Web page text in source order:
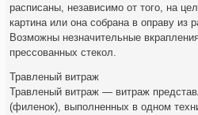
расписаны, независимо от того, на
картина или она собрана в оправу из
Возможны незначительные
прессованных стекол.
Травленый витраж
Травленый витраж — витраж
(филенок), выполненных в одном